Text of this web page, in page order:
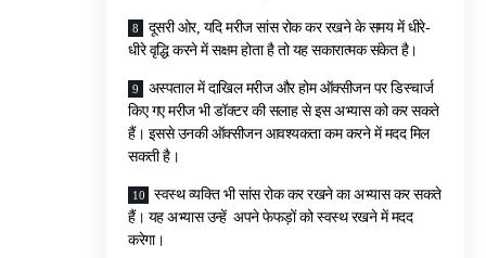
दूसरी ओर, यदि मरीज सांस रोक कर रखने के समय में धीरे-
धीरे वृद्धि करने में सक्षम होता है तो यह सकारात्मक संकेत है।
अस्पताल में दाखिल मरीज और होम ऑक्सीजन पर डिस्चार्ज
किए गए मरीज भी डॉक्टर की सलाह से इस अभ्यास को कर सकते
हैं। इससे उनकी ऑक्सीजन आवश्यकता कम करने में मदद मिल
सकती है।
स्वस्थ व्यक्ति भी सांस रोक कर रखने का अभ्यास कर सकते
हैं। यह अभ्यास उन्हें अपने फेफड़ों को स्वस्थ रखने में मदद
करेगा।